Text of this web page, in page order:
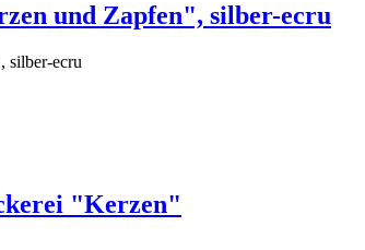
und Zapfen", silber-ecru
silber-ecru
"Kerzen"